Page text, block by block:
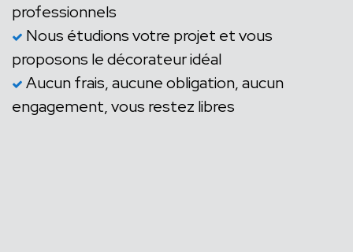
professionnels
Nous étudions votre projet et vous
proposons le décorateur idéal
Aucun frais, aucune obligation, aucun
engagement, vous restez libres